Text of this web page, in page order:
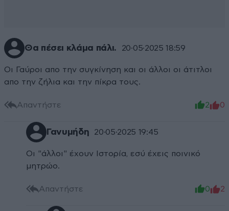
Θα πέσει κλάμα πάλι. 20·05·2025 18:59
Οι Γαύροι απο την συγκίνηση και οι άλλοι οι άτιτλοι
απο την ζήλια και την πίκρα τους.
Απαντήστε 2 0
Γανυμήδη 20·05·2025 19:45
Οι "άλλοι" έχουν Ιστορία, εσύ έχεις ποινικό
μητρώο.
Απαντήστε 0 2